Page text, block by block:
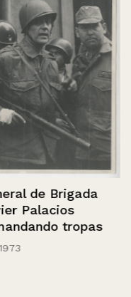
de Brigada
Palacios
tropas